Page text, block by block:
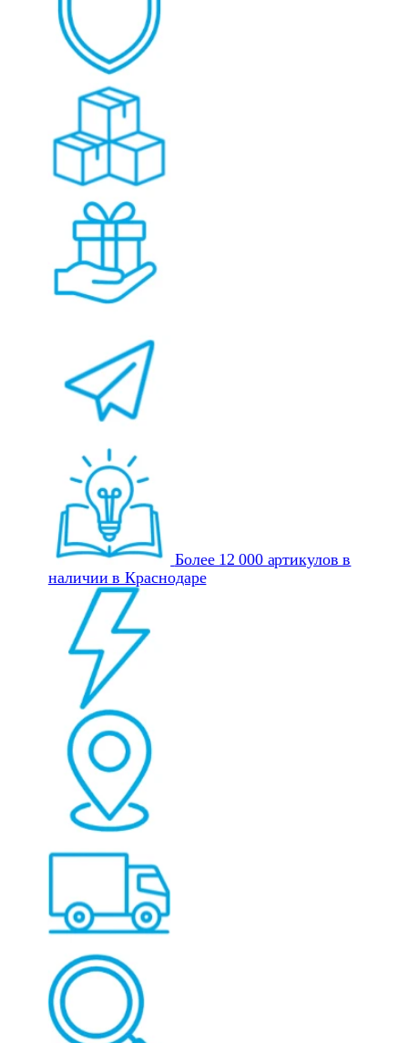
Более 12 000 артикулов в
наличии в Краснодаре